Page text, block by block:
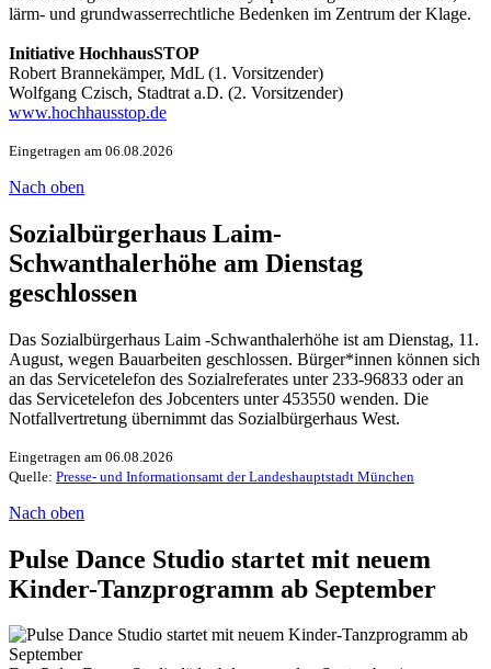
lärm- und grundwasserrechtliche Bedenken im Zentrum der Klage.
Initiative HochhausSTOP
Robert Brannekämper, MdL (1. Vorsitzender)
Wolfgang Czisch, Stadtrat a.D. (2. Vorsitzender)
www.hochhausstop.de
Eingetragen am 06.08.2026
Nach oben
Sozialbürgerhaus Laim-
Schwanthalerhöhe am Dienstag
geschlossen
Das Sozialbürgerhaus Laim -Schwanthalerhöhe ist am Dienstag, 11.
August, wegen Bauarbeiten geschlossen. Bürger*innen können sich
an das Servicetelefon des Sozialreferates unter 233-96833 oder an
das Servicetelefon des Jobcenters unter 453550 wenden. Die
Notfallvertretung übernimmt das Sozialbürgerhaus West.
Eingetragen am 06.08.2026
Quelle: Presse- und Informationsamt der Landeshauptstadt München
Nach oben
Pulse Dance Studio startet mit neuem
Kinder-Tanzprogramm ab September